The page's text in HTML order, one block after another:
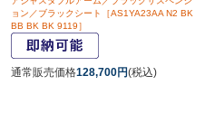
ョン／ブラックシート［AS1YA23AA N2 BK
BB BK BK 9119］
通常販売価格128,700円(税込)